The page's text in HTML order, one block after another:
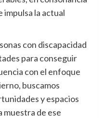
impulsa la actual
con discapacidad
para conseguir
con el enfoque
buscamos
y espacios
muestra de ese